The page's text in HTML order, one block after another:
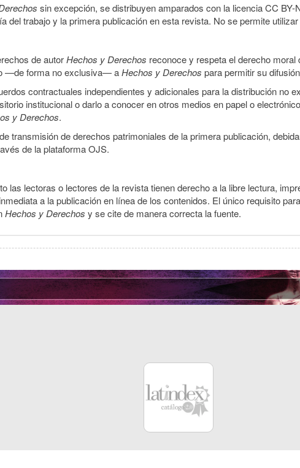
sin excepción, se distribuyen amparados con la licencia CC
del trabajo y la primera publicación en esta revista. No se permite
de autorHechos y Derechos reconoce y respeta el derecho
—de forma no exclusiva— aHechos y Derechos para permitir su
contractuales independientes y adicionales para la distribución no
institucional o darlo a conocer en otros medios en papel o
y Derechos.
transmisión de derechos patrimoniales de la primera publicación,
de la plataforma OJS.
las lectoras o lectores de la revista tienen derecho a la libre lectura,
a la publicación en línea de los contenidos. El único requisito
Hechos y Derechos y se cite de manera correcta la fuente.